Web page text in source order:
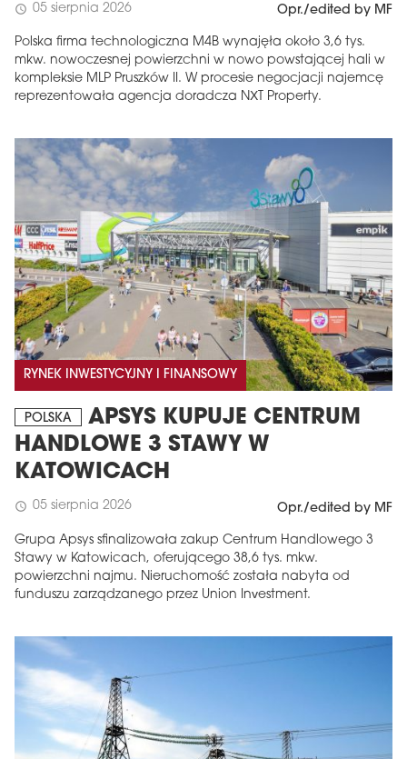
schedule 05 sierpnia 2026 Opr./edited by MF
Polska firma technologiczna M4B wynajęła około 3,6 tys.
mkw. nowoczesnej powierzchni w nowo powstającej hali w
kompleksie MLP Pruszków II. W procesie negocjacji najemcę
reprezentowała agencja doradcza NXT Property.
RYNEK INWESTYCYJNY I FINANSOWY
POLSKA
APSYS KUPUJE CENTRUM
HANDLOWE 3 STAWY W
KATOWICACH
schedule 05 sierpnia 2026 Opr./edited by MF
Grupa Apsys sfinalizowała zakup Centrum Handlowego 3
Stawy w Katowicach, oferującego 38,6 tys. mkw.
powierzchni najmu. Nieruchomość została nabyta od
funduszu zarządzanego przez Union Investment.